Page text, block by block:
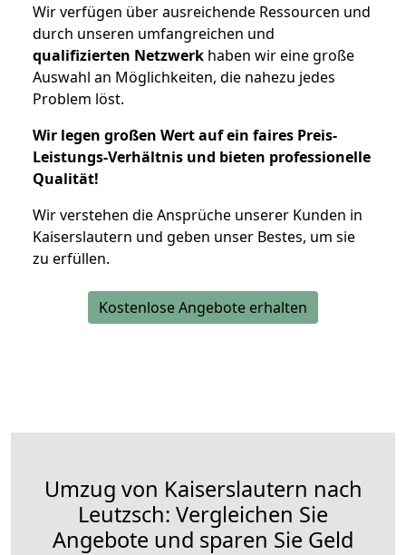
Wir verfügen über ausreichende Ressourcen und
durch unseren umfangreichen und
qualifizierten Netzwerk haben wir eine große
Auswahl an Möglichkeiten, die nahezu jedes
Problem löst.
Wir legen großen Wert auf ein faires Preis-
Leistungs-Verhältnis und bieten professionelle
Qualität!
Wir verstehen die Ansprüche unserer Kunden in
Kaiserslautern und geben unser Bestes, um sie
zu erfüllen.
Kostenlose Angebote erhalten
Umzug von Kaiserslautern nach
Leutzsch: Vergleichen Sie
Angebote und sparen Sie Geld